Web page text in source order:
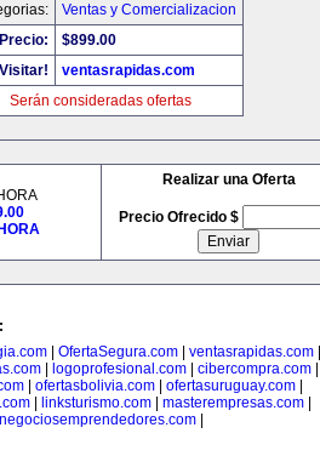
Ventas y Comercializacion
Precio:
$899.00
Visitar!
ventasrapidas.com
Serán consideradas ofertas
Realizar una Oferta
Precio Ofrecido $
OfertaSegura.com ventasrapidas.com
| logoprofesional.com| cibercompra.com|
ofertasbolivia.com ofertasuruguay.com
| linksturismo.com| masterempresas.com|
negociosemprendedores.com|